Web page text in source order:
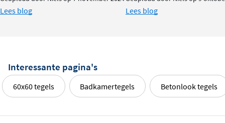
Lees blog Lees blog
Interessante pagina's
60x60 tegels Badkamertegels Betonlook tegels